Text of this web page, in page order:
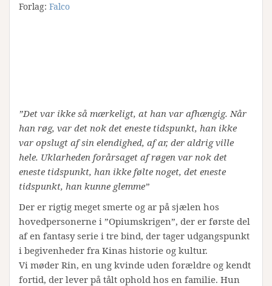
Forlag: Falco
”Det var ikke så mærkeligt, at han var afhængig. Når
han røg, var det nok det eneste tidspunkt, han ikke
var opslugt af sin elendighed, af ar, der aldrig ville
hele. Uklarheden forårsaget af røgen var nok det
eneste tidspunkt, han ikke følte noget, det eneste
tidspunkt, han kunne glemme”
Der er rigtig meget smerte og ar på sjælen hos
hovedpersonerne i ”Opiumskrigen”, der er første del
af en fantasy serie i tre bind, der tager udgangspunkt
i begivenheder fra Kinas historie og kultur.
Vi møder Rin, en ung kvinde uden forældre og kendt
fortid, der lever på tålt ophold hos en familie. Hun